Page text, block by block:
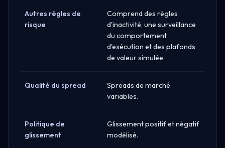
Autres règles de
risque
Comprend des règles
d'inactivité, une surveillance
du comportement
d'exécution et des plafonds
de valeur simulée.
Qualité du spread
Spreads de marché
variables.
Politique de
glissement
Glissement positif et négatif
modélisé.